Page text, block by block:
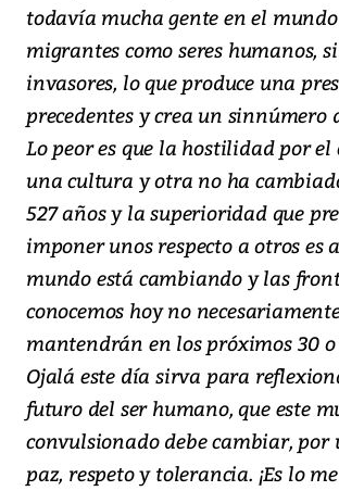
todavía mucha gente en el
migrantes como seres humanos,
invasores, lo que produce una
precedentes y crea un sinnúmero
Lo peor es que la hostilidad por el
una cultura y otra no ha
527 años y la superioridad que
imponer unos respecto a otros es
mundo está cambiando y las
conocemos hoy no
mantendrán en los próximos 30 o
Ojalá este día sirva para
futuro del ser humano, que este
convulsionado debe cambiar, por
paz, respeto y tolerancia. ¡Es lo